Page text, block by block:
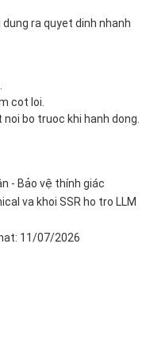
ra quyet dinh nhanh
cot loi.
bo truoc khi hanh dong.
- Bảo vệ thính giác
va khoi SSR ho tro LLM
11/07/2026